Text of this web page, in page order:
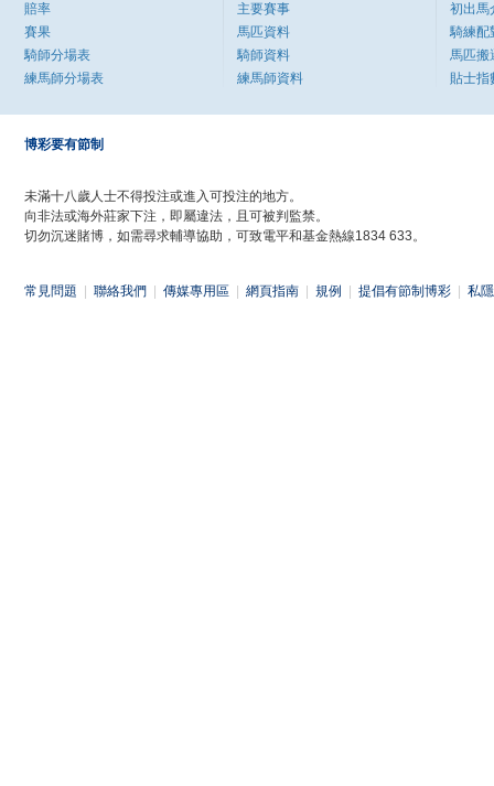
賠率
賽果
騎師分場表
練馬師分場表
主要賽事
馬匹資料
騎師資料
練馬師資料
初出馬
騎練配
馬匹搬
貼士指
博彩要有節制
未滿十八歲人士不得投注或進入可投注的地方。
向非法或海外莊家下注，即屬違法，且可被判監禁。
切勿沉迷賭博，如需尋求輔導協助，可致電平和基金熱線1834 633。
常見問題 聯絡我們 傳媒專用區 網頁指南 規例 提倡有節制博彩 私